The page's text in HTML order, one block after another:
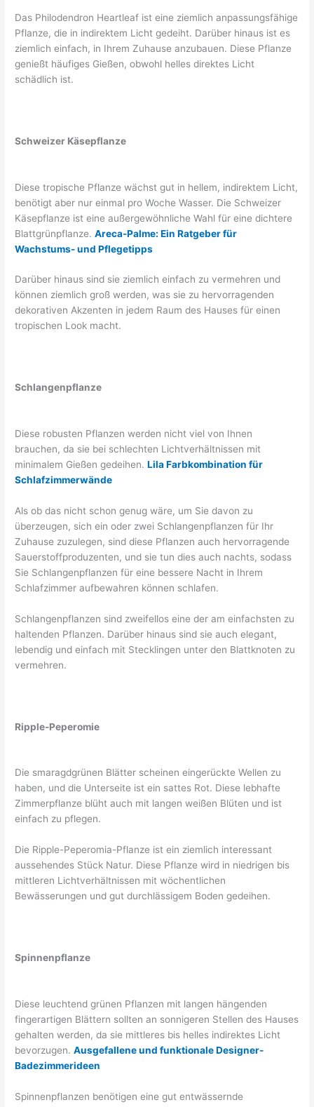
Das Philodendron Heartleaf ist eine ziemlich anpassungsfähige
Pflanze, die in indirektem Licht gedeiht. Darüber hinaus ist es
ziemlich einfach, in Ihrem Zuhause anzubauen. Diese Pflanze
genießt häufiges Gießen, obwohl helles direktes Licht
schädlich ist.
Schweizer Käsepflanze
Diese tropische Pflanze wächst gut in hellem, indirektem Licht,
benötigt aber nur einmal pro Woche Wasser. Die Schweizer
Käsepflanze ist eine außergewöhnliche Wahl für eine dichtere
Blattgrünpflanze.Areca-Palme: Ein Ratgeber für
Wachstums- und Pflegetipps
Darüber hinaus sind sie ziemlich einfach zu vermehren und
können ziemlich groß werden, was sie zu hervorragenden
dekorativen Akzenten in jedem Raum des Hauses für einen
tropischen Look macht.
Schlangenpflanze
Diese robusten Pflanzen werden nicht viel von Ihnen
brauchen, da sie bei schlechten Lichtverhältnissen mit
minimalem Gießen gedeihen.Lila Farbkombination für
Schlafzimmerwände
Als ob das nicht schon genug wäre, um Sie davon zu
überzeugen, sich ein oder zwei Schlangenpflanzen für Ihr
Zuhause zuzulegen, sind diese Pflanzen auch hervorragende
Sauerstoffproduzenten, und sie tun dies auch nachts, sodass
Sie Schlangenpflanzen für eine bessere Nacht in Ihrem
Schlafzimmer aufbewahren können schlafen.
Schlangenpflanzen sind zweifellos eine der am einfachsten zu
haltenden Pflanzen. Darüber hinaus sind sie auch elegant,
lebendig und einfach mit Stecklingen unter den Blattknoten zu
vermehren.
Ripple-Peperomie
Die smaragdgrünen Blätter scheinen eingerückte Wellen zu
haben, und die Unterseite ist ein sattes Rot. Diese lebhafte
Zimmerpflanze blüht auch mit langen weißen Blüten und ist
einfach zu pflegen.
Die Ripple-Peperomia-Pflanze ist ein ziemlich interessant
aussehendes Stück Natur. Diese Pflanze wird in niedrigen bis
mittleren Lichtverhältnissen mit wöchentlichen
Bewässerungen und gut durchlässigem Boden gedeihen.
Spinnenpflanze
Diese leuchtend grünen Pflanzen mit langen hängenden
fingerartigen Blättern sollten an sonnigeren Stellen des Hauses
gehalten werden, da sie mittleres bis helles indirektes Licht
bevorzugen.Ausgefallene und funktionale Designer-
Badezimmerideen
Spinnenpflanzen benötigen eine gut entwässernde